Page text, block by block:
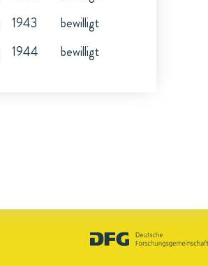
1943
bewilligt
1944 bewilligt